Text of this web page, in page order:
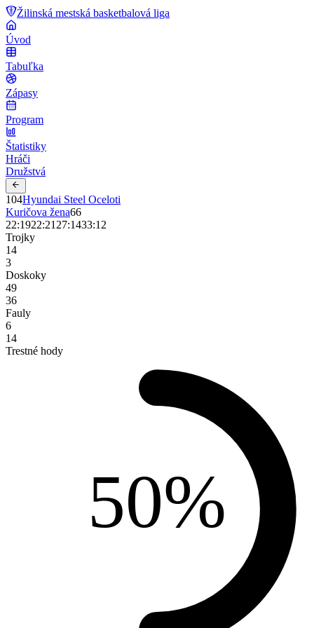
Žilinská mestská basketbalová liga
Úvod
Tabuľka
Zápasy
Program
Štatistiky
Hráči
Družstvá
104Hyundai Steel Oceloti
Kuričova žena66
22:1922:21 27:1433:12
Trojky
14
3
Doskoky
49
36
Fauly
6
14
Trestné hody
50%